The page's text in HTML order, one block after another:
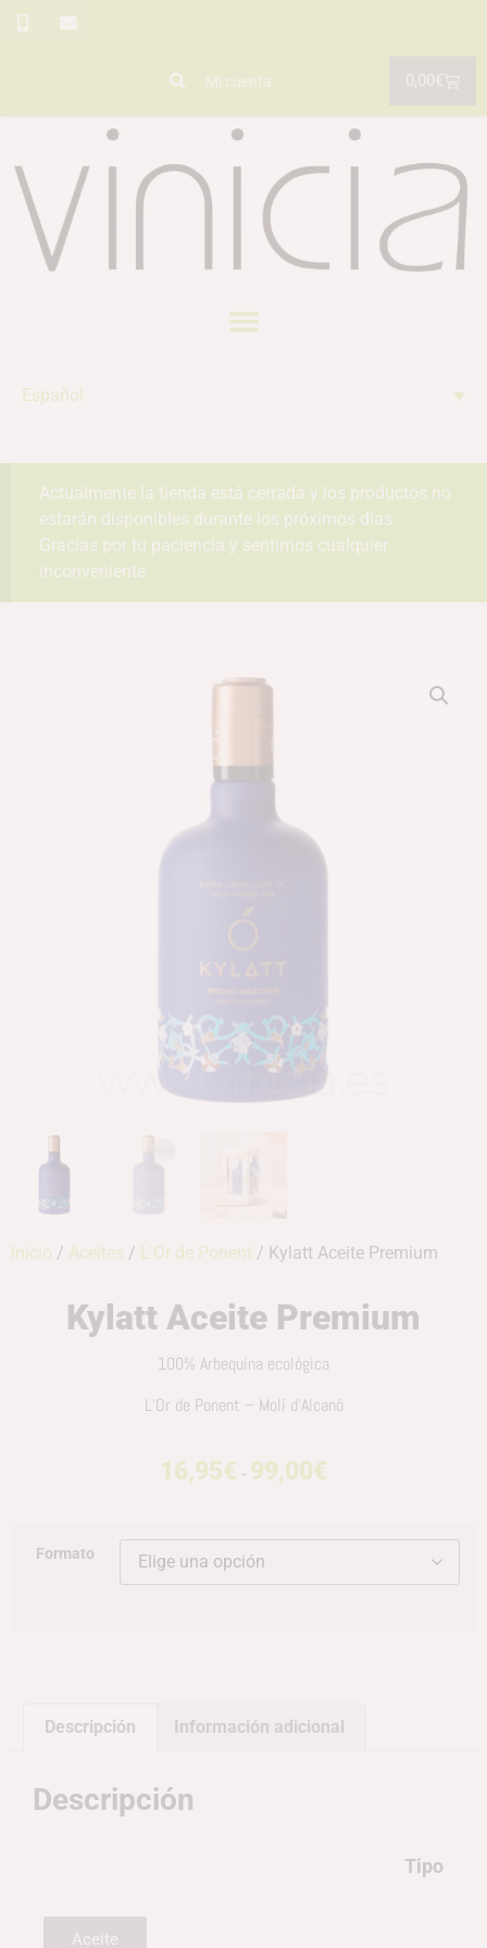
Mi cuenta
Español
Actualmente la tienda está cerrada y los productos no
estarán disponibles durante los próximos días.
Gracias por tu paciencia y sentimos cualquier
inconveniente.
Inicio / Aceites / L'Or de Ponent / Kylatt Aceite Premium
Kylatt Aceite Premium
100% Arbequina ecológica
L’Or de Ponent – Molí d’Alcanó
16,95€ - 99,00€
Formato
Descripción Información adicional
Descripción
Tipo
Aceite